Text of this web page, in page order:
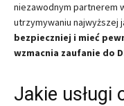
niezawodnym partnerem
utrzymywaniu najwyższej
bezpieczniej i mieć
wzmacnia zaufanie do
Jakie usługi